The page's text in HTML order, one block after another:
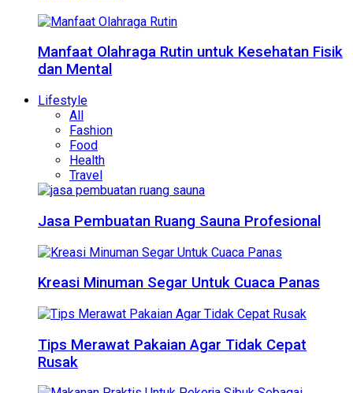
Manfaat Olahraga Rutin untuk Kesehatan Fisik
dan Mental
Lifestyle
All
Fashion
Food
Health
Travel
Jasa Pembuatan Ruang Sauna Profesional
Kreasi Minuman Segar Untuk Cuaca Panas
Tips Merawat Pakaian Agar Tidak Cepat
Rusak